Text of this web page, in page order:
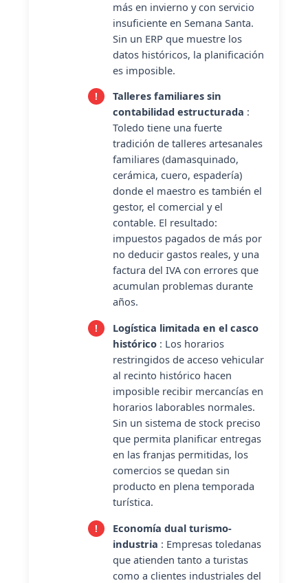
más en invierno y con servicio
insuficiente en Semana Santa.
Sin un ERP que muestre los
datos históricos, la planificación
es imposible.
Talleres familiares sin
contabilidad estructurada :
Toledo tiene una fuerte
tradición de talleres artesanales
familiares (damasquinado,
cerámica, cuero, espadería)
donde el maestro es también el
gestor, el comercial y el
contable. El resultado:
impuestos pagados de más por
no deducir gastos reales, y una
factura del IVA con errores que
acumulan problemas durante
años.
Logística limitada en el casco
histórico: Los horarios
restringidos de acceso vehicular
al recinto histórico hacen
imposible recibir mercancías en
horarios laborables normales.
Sin un sistema de stock preciso
que permita planificar entregas
en las franjas permitidas, los
comercios se quedan sin
producto en plena temporada
turística.
Economía dual turismo-
industria : Empresas toledanas
que atienden tanto a turistas
como a clientes industriales del